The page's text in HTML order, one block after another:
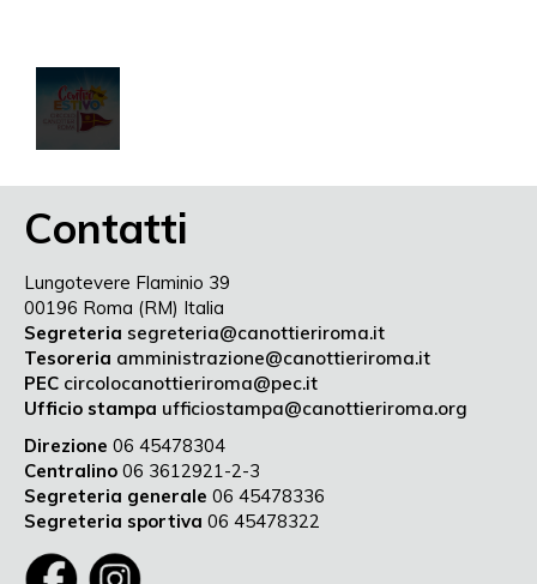
Contatti
Lungotevere Flaminio 39
00196 Roma (RM) Italia
Segreteria segreteria@canottieriroma.it
Tesoreria amministrazione@canottieriroma.it
PEC circolocanottieriroma@pec.it
Ufficio stampa ufficiostampa@canottieriroma.org
Direzione 06 45478304
Centralino 06 3612921-2-3
Segreteria generale 06 45478336
Segreteria sportiva 06 45478322